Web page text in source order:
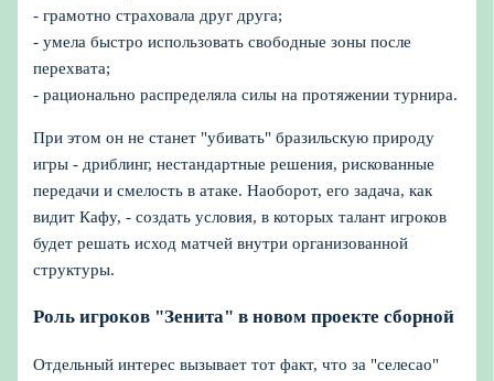
- грамотно страховала друг друга;
- умела быстро использовать свободные зоны после
перехвата;
- рационально распределяла силы на протяжении турнира.
При этом он не станет "убивать" бразильскую природу
игры - дриблинг, нестандартные решения, рискованные
передачи и смелость в атаке. Наоборот, его задача, как
видит Кафу, - создать условия, в которых талант игроков
будет решать исход матчей внутри организованной
структуры.
Роль игроков "Зенита" в новом проекте сборной
Отдельный интерес вызывает тот факт, что за "селесао"